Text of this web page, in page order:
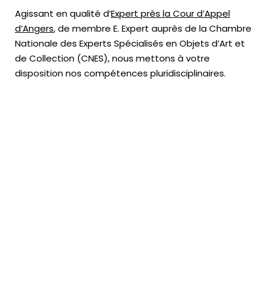
Agissant en qualité d’Expert près la Cour d’Appel
d’Angers, de membre E. Expert auprès de laChambre
Nationale des Experts Spécialisés en Objets d’Art et
de Collection (CNES),nous mettons à votre
disposition nos compétences pluridisciplinaires.